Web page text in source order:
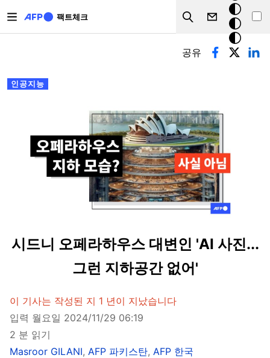
팩트체크
Search
크
모
드
기본탭
인공지능
공유
시드니 오페라하우스 대변인 'AI 사진...
그런 지하공간 없어'
이 기사는 작성된 지 1 년이 지났습니다
입력 월요일 2024/11/29 06:19
2 분 읽기
Masroor GILANI, AFP 파키스탄, AFP 한국